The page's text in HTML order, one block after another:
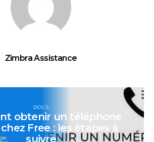
Zimbra Assistance
DOCS
obtenir un téléphone
Free : les étapes à
suivre